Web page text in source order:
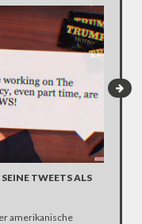
TWEETS ALS
amerikanische